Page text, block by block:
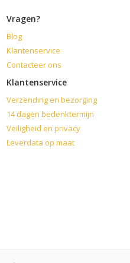
Vragen?
Blog
Klantenservice
Contacteer ons
Klantenservice
Verzending en bezorging
14 dagen bedenktermijn
Veiligheid en privacy
Leverdata op maat